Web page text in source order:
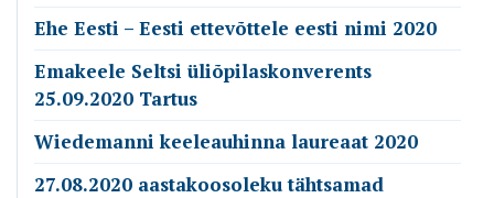
Ehe Eesti – Eesti ettevõttele eesti nimi 2020
Emakeele Seltsi üliõpilaskonverents
25.09.2020 Tartus
Wiedemanni keeleauhinna laureaat 2020
27.08.2020 aastakoosoleku tähtsamad